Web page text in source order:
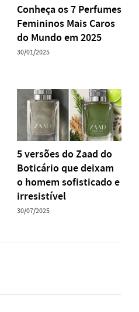
Conheça os 7 Perfumes
Femininos Mais Caros
do Mundo em 2025
30/01/2025
5 versões do Zaad do
Boticário que deixam
o homem sofisticado e
irresistível
30/07/2025